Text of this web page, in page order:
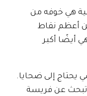
هي خوفه من
أعظم نقاط
أيضًا أكبر
يحتاج إلى ضحايا.
تبحث عن فريسة